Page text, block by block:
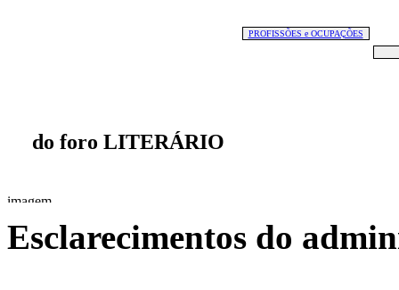
PROFISSÕES e OCUPAÇÕES
do foro LITERÁRIO
Esclarecimentos do